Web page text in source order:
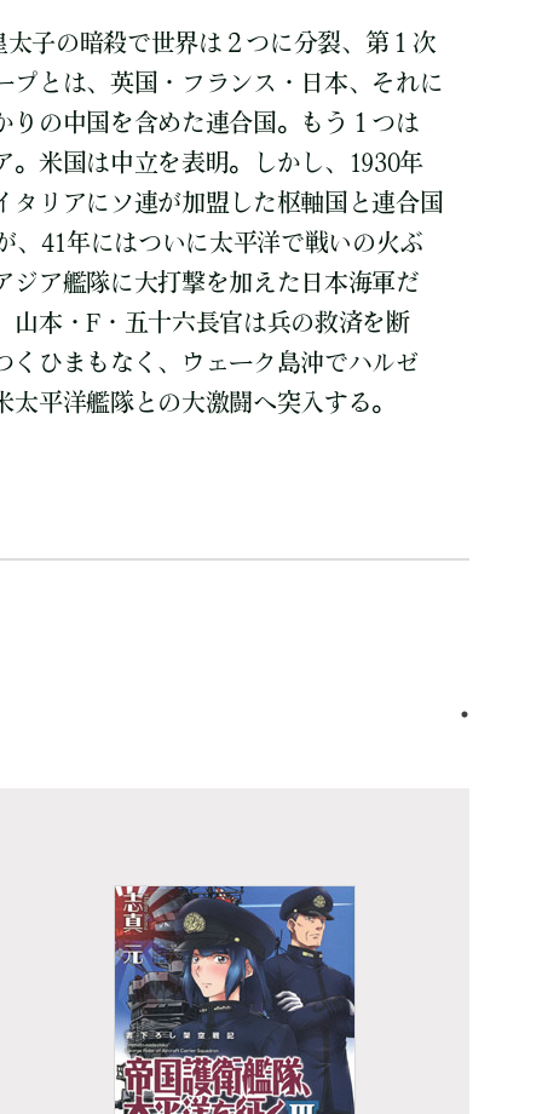
子の暗殺で世界は２つに分裂、第１次
プとは、英国・フランス・日本、それに
りの中国を含めた連合国。もう１つは
。米国は中立を表明。しかし、1930年
タリアにソ連が加盟した枢軸国と連合国
、41年にはついに太平洋で戦いの火ぶ
ジア艦隊に大打撃を加えた日本海軍だ
山本・F・五十六長官は兵の救済を断
くひまもなく、ウェーク島沖でハルゼ
平洋艦隊との大激闘へ突入する。